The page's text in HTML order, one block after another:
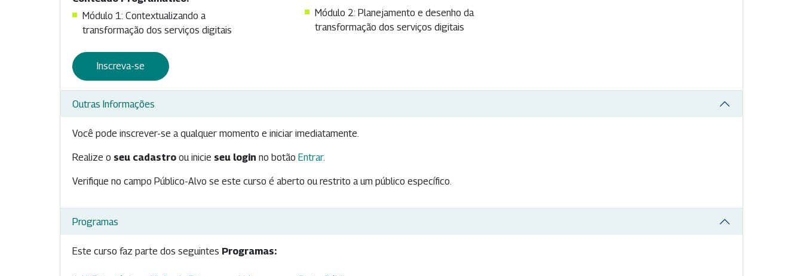
Módulo 1: Contextualizando a
transformação dos serviços digitais
Módulo 2: Planejamento e desenho da
transformação dos serviços digitais
Inscreva-se
Outras Informações
Você pode inscrever-se a qualquer momento e iniciar imediatamente.
Realize o seu cadastro ou inicie seu login no botão Entrar.
Verifique no campo Público-Alvo se este curso é aberto ou restrito a um público específico.
Programas
Este curso faz parte dos seguintes Programas: